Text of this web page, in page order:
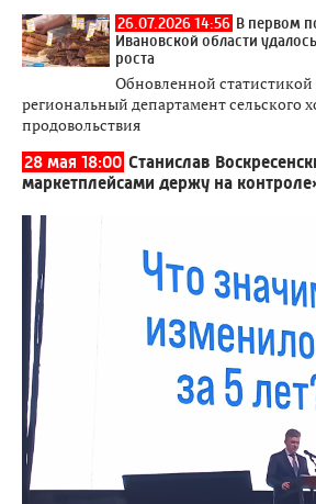
26.07.2026 14:56 В первом
Ивановской области
роста
Обновленной статистикой
региональный департамент сельского
продовольствия
28 мая 18:00 Станислав
маркетплейсами держу на